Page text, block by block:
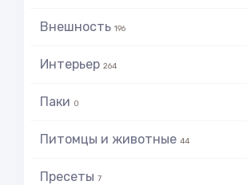
Внешность 196
Интерьер 264
Паки 0
Питомцы и животные 44
Пресеты 7